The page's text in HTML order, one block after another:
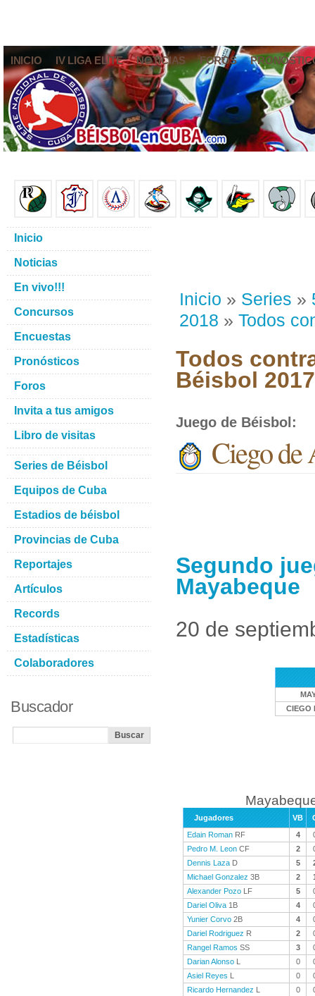
INICIO IV LIGA ELITE NOTICIAS FOROS
Inicio » Series »
2018 » Todos
Todos
Béisbol
Juego de Béisbol :
Ciego de
Segundo
Mayabeque
20 de
CIEGO
Jugadores VB
Edain Roman RF 4
Pedro M. Leon CF 2
Dennis Laza D 5
Michael Gonzalez 3B 2
Alexander Pozo LF 5
Dariel Oliva 1B 4
Yunier Corvo 2B 4
Dariel Rodriguez R 2
Rangel Ramos SS 3
Darian Alonso L 0
Asiel Reyes L 0
Ricardo Hernandez L 0
Inicio
Noticias
En vivo!!!
Concursos
Encuestas
Pronósticos
Foros
Invita a tus amigos
Libro de visitas
Series de Béisbol
Equipos de Cuba
Estadios de béisbol
Provincias de Cuba
Reportajes
Artículos
Records
Estadísticas
Colaboradores
Buscador